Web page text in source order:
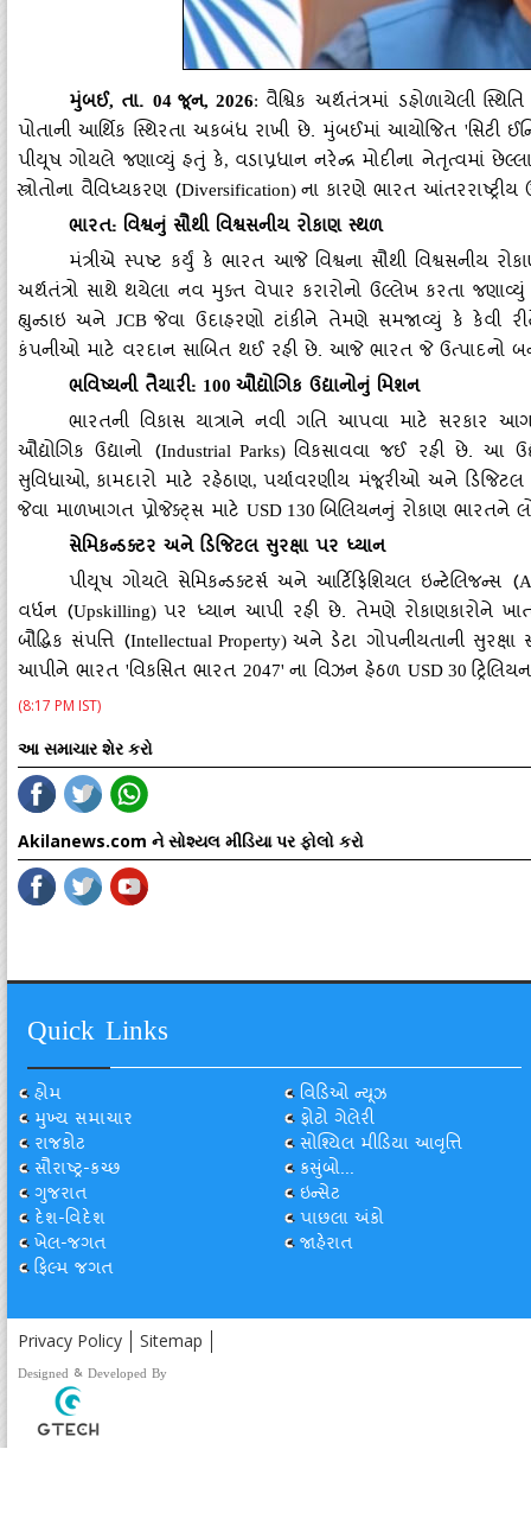
મુંબઈ, તા. 04જૂન, 2026: વૈશ્વિક અર્થતંત્રમાં ડહોળાયેલી
પોતાની આર્થિક સ્થિરતા અકબંધ રાખી છે. મુંબઈમાં આયોજિત 'સિટી
પીયૂષ ગોયલે જણાવ્યું હતું કે, વડાપ્રધાન નરેન્દ્ર મોદીના નેતૃત્વમાં
સ્ત્રોતોના વૈવિધ્યકરણ (Diversification) ના કારણે ભારત
ભારત: વિશ્વનું સૌથી વિશ્વસનીય રોકાણ સ્થળ
મંત્રીએ સ્પષ્ટ કર્યું કે ભારત આજે વિશ્વના સૌથી વિશ્વસનીય
અર્થતંત્રો સાથે થયેલા નવ મુક્ત વેપાર કરારોનો ઉલ્લેખ કરતા
હ્યુન્ડાઇ અને JCBજેવા ઉદાહરણો ટાંકીને તેમણે સમજાવ્યું કે કેવી
કંપનીઓ માટે વરદાન સાબિત થઈ રહી છે. આજે ભારત જે ઉત્પાદનો
ભવિષ્યની તૈયારી: 100 ઔદ્યોગિક ઉદ્યાનોનું મિશન
ભારતની વિકાસ યાત્રાને નવી ગતિ આપવા માટે સરકાર
ઔદ્યોગિક ઉદ્યાનો (Industrial Parks) વિકસાવવા જઈ રહી છે. આ
સુવિધાઓ, કામદારો માટે રહેઠાણ, પર્યાવરણીય મંજૂરીઓ અને
જેવા માળખાગત પ્રોજેક્ટ્સ માટે USD 130 બિલિયનનું રોકાણ ભારતને
સેમિકન્ડક્ટર અને ડિજિટલ સુરક્ષા પર ધ્યાન
પીયૂષ ગોયલે સેમિકન્ડક્ટર્સ અને આર્ટિફિશિયલ ઇન્ટેલિજન્સ (
વર્ધન (Upskilling) પર ધ્યાન આપી રહી છે. તેમણે રોકાણકારોને
બૌદ્ધિક સંપત્તિ (Intellectual Property)અને ડેટા ગોપનીયતાની
આપીને ભારત 'વિકસિત ભારત 2047' ના વિઝન હેઠળ USD 30
(8:17 PM IST)
આ સમાચાર શેર કરો
Akilanews.com ને સોશ્યલ મીડિયા પર ફોલો કરો
Quick Links
હોમ
મુખ્ય સમાચાર
રાજકોટ
સૌરાષ્ટ્ર-કચ્છ
ગુજરાત
દેશ-વિદેશ
ખેલ-જગત
ફિલ્મ જગત
વિડિઓ ન્યૂઝ
ફોટો ગેલેરી
સોશ્યિલ મીડિયા આવૃત્તિ
કસુંબો...
ઇન્સેટ
પાછલા અંકો
જાહેરાત
Privacy Policy Sitemap
Designed & Developed By